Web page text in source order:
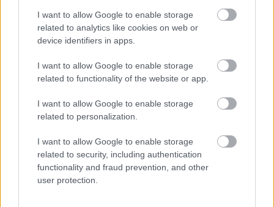
I want to allow Google to enable storage
related to analytics like cookies on web or
device identifiers in apps.
I want to allow Google to enable storage
related to functionality of the website or app.
I want to allow Google to enable storage
related to personalization.
I want to allow Google to enable storage
related to security, including authentication
functionality and fraud prevention, and other
user protection.
Διαβάστε επίσης